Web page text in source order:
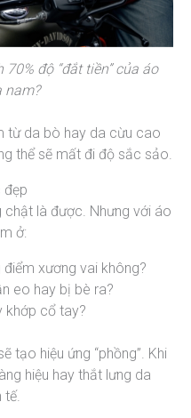
độ “đắt tiền” của áo
nam?
từ da bò hay da cừu cao
thể sẽ mất đi độ sắc sảo.
đẹp
chật là được. Nhưng với áo
ở:
xương vai không?
eo hay bị bè ra?
khớp cổ tay?
tạo hiệu ứng “phồng”. Khi
hiệu hay thắt lưng da
tế.